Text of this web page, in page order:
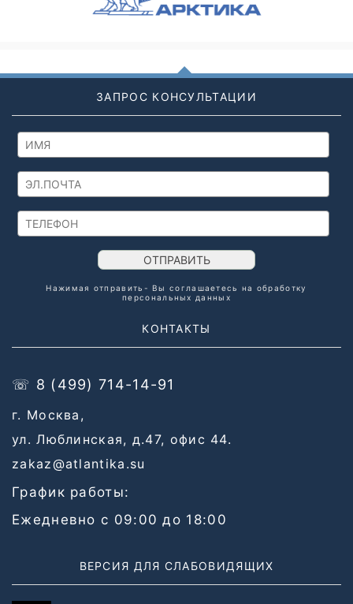
ЗАПРОС КОНСУЛЬТАЦИИ
ОТПРАВИТЬ
Нажимая отправить- Вы соглашаетесь на обработку
персональных данных
КОНТАКТЫ
☏ 8 (499) 714-14-91
г. Москва,
ул. Люблинская, д.47, офис 44.
zakaz@atlantika.su
График работы:
Ежедневно с 09:00 до 18:00
ВЕРСИЯ ДЛЯ СЛАБОВИДЯЩИХ